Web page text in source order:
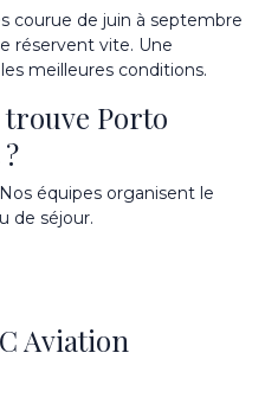
courue de juin à septembre
réservent vite. Une
meilleures conditions.
trouve Porto
équipes organisent le
de séjour.
Aviation